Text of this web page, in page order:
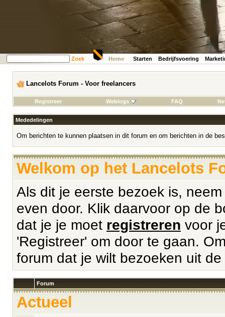
Zoek Home Starten Bedrijfsvoering
Lancelots Forum - Voor freelancers
Registreer Weblogs FAQ
Mededelingen
Om berichten te kunnen plaatsen in dit forum en om berichten in de
Welkom op het Lancelots
Als dit je eerste bezoek is,
even door. Klik daarvoor op de
dat je je moet registreren voor
'Registreer' om door te gaan.
forum dat je wilt bezoeken uit
Forum
Actueel